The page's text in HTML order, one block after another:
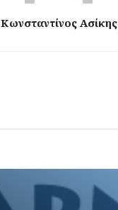
Κωνσταντίνος Ασίκης